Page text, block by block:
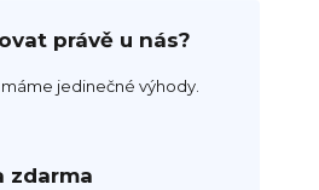
právě u nás?
jedinečné výhody.
zdarma